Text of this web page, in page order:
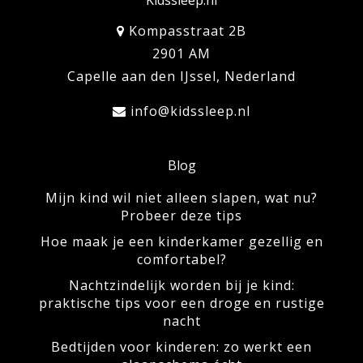
producten
Van zachte dekbedden tot
assortiment van Polydaun producten
biedt alles wat je kind nodig heeft voor
geselecteerd om maximaal comfort en
optimale ondersteuning te bieden, terwijl
het ook allergievriendelijk en gemakkelijk
te onderhouden is. In onze collectie vind
je onder meer Polydaun dekbedden en
hoofdkussens. En met een Polydaun 4-
seizoenen peuterdekbed weet je zeker dat
je kleintje het hele jaar door comfortabel
slaapt. Bekijk de hele collectie en vind de
Kompasstraat 2B
2901 AM
Capelle aan den IJssel, Nederland
info@kidssleep.nl
Blog
Mijn kind wil niet alleen slapen, wat nu?
Probeer deze tips
Hoe maak je een kinderkamer gezellig en
comfortabel?
Nachtzindelijk worden bij je kind:
praktische tips voor een droge en rustige
nacht
Bedtijden voor kinderen: zo werkt een